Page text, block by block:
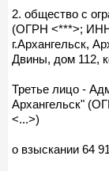
2. общество с
(ОГРН <***>; ИНН
г.Архангельск,
Двины, дом 112,
Третье лицо -
Архангельск"
<...>)
о взыскании 64